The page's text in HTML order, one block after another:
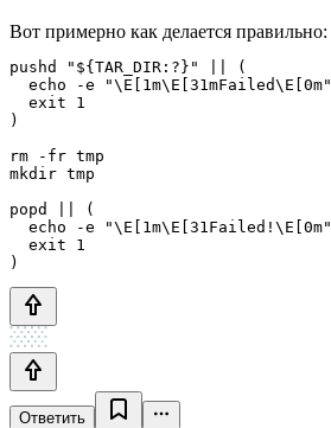
Вот примерно как делается правильно:
pushd "${TAR_DIR:?}" || (
  echo -e "\E[1m\E[31mFailed\E[0m"
  exit 1
)
rm -fr tmp
mkdir tmp
popd || (
  echo -e "\E[1m\E[31Failed!\E[0m"
  exit 1
Ответить